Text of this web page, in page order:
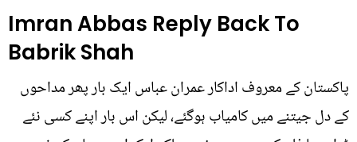
Imran Abbas Reply Back To
Babrik Shah
پاکستان کے معروف اداکار عمران عباس ایک بار پھر مداحوں
کے دل جیتنے میں کامیاب ہوگئے، لیکن اس بار اپنے کسی نئے